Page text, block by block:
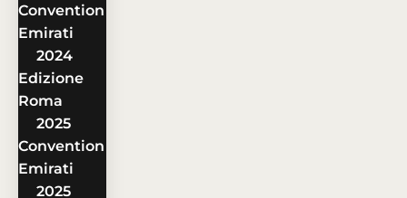
Convention
Emirati
2024
Edizione
Roma
2025
Convention
Emirati
2025